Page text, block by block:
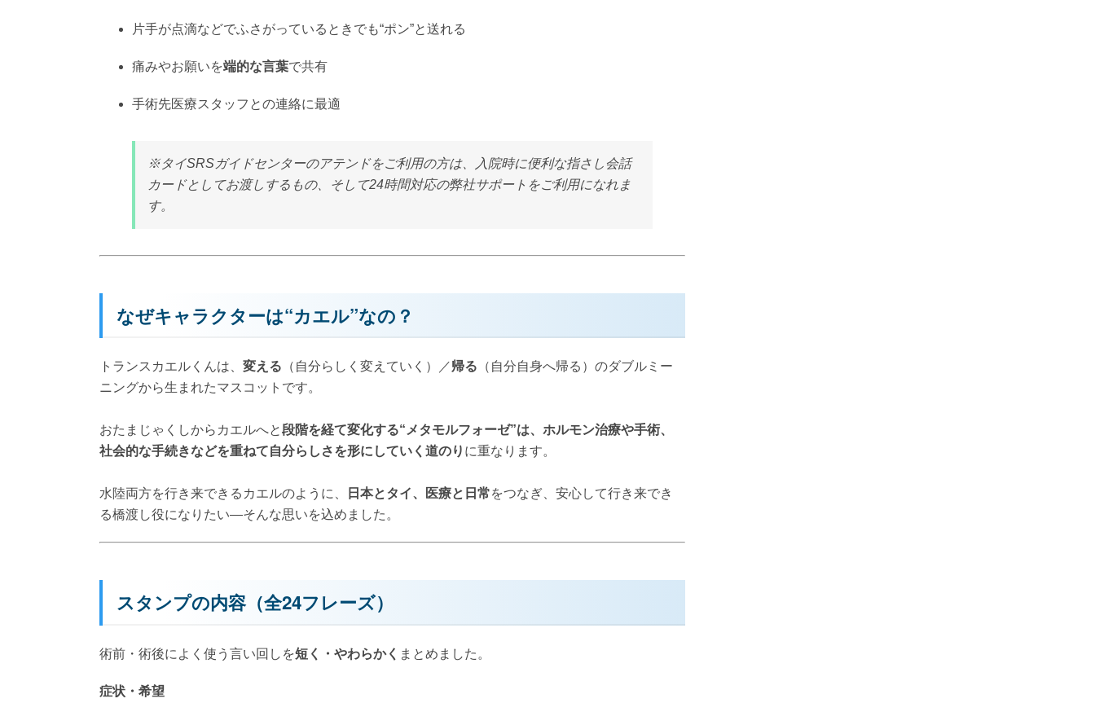
当センターのマスコット「トランスカエルくん」が、入院中や術後のコミュニケーションを助ける
手術先医療スタッフとの連絡に最適
なぜキャラクターは“カエル”なの？
トランスカエルくんは、変える（自分らしく変えていく）／帰る（自分自身へ帰る）のダブルミー
ニングから生まれたマスコットです。
おたまじゃくしからカエルへと段階を経て変化する“メタモルフォーゼ”は、ホルモン治療や手術、
社会的な手続きなどを重ねて自分らしさを形にしていく道のり
る橋渡し役になりたい—そんな思いを込めました。
スタンプの内容（全24フレーズ）